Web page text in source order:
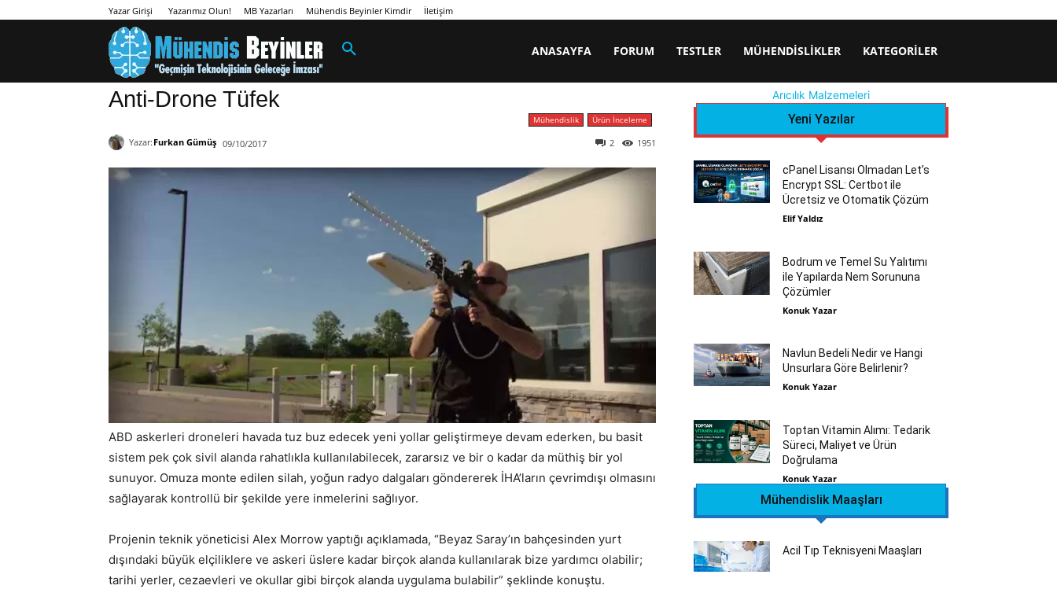
Yazar Girişi Yazarımız Olun! MB Yazarları Mühendis Beyinler Kimdir İletişim
ANASAYFA FORUM TESTLER MÜHENDISLIKLER KATEGORILER
Anti-Drone Tüfek
Mühendislik Ürün İnceleme
Yazar: Furkan Gümüş 09/10/2017 1951
2
ABD askerleri droneleri havada tuz buz edecek yeni yollar geliştirmeye devam ederken, bu basit
sistem pek çok sivil alanda rahatlıkla kullanılabilecek, zararsız ve bir o kadar da müthiş bir yol
sunuyor. Omuza monte edilen silah, yoğun radyo dalgaları göndererek İHA’ların çevrimdışı olmasını
sağlayarak kontrollü bir şekilde yere inmelerini sağlıyor.
Projenin teknik yöneticisi Alex Morrow yaptığı açıklamada, “Beyaz Saray’ın bahçesinden yurt
dışındaki büyük elçiliklere ve askeri üslere kadar birçok alanda kullanılarak bize yardımcı olabilir;
tarihi yerler, cezaevleri ve okullar gibi birçok alanda uygulama bulabilir” şeklinde konuştu.
Arıcılık Malzemeleri
Yeni Yazılar
cPanel Lisansı Olmadan Let’s
Encrypt SSL: Certbot ile
Ücretsiz ve Otomatik Çözüm
Elif Yaldız
Bodrum ve Temel Su Yalıtımı
ile Yapılarda Nem Sorununa
Çözümler
Konuk Yazar
Navlun Bedeli Nedir ve Hangi
Unsurlara Göre Belirlenir?
Konuk Yazar
Toptan Vitamin Alımı: Tedarik
Süreci, Maliyet ve Ürün
Doğrulama
Konuk Yazar
Mühendislik Maaşları
Acil Tıp Teknisyeni Maaşları